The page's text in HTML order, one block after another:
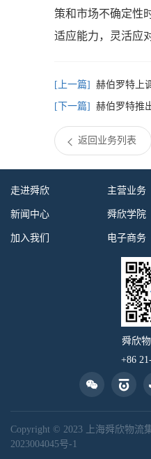
策和市场不确定性
适应能力，灵活应
赫伯罗特上
赫伯罗特推出
返回业务列表
走进舜欣 主营业务
新闻中心 舜欣学院
加入我们 电子商务
舜欣
+86
Copyright © 2023 上海舜欣物流
2023004045号-1